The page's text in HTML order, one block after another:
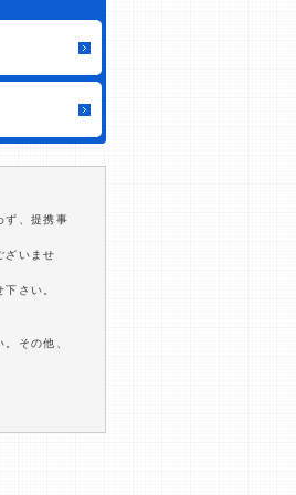
ず、提携事
ざいませ
さい。
その他、